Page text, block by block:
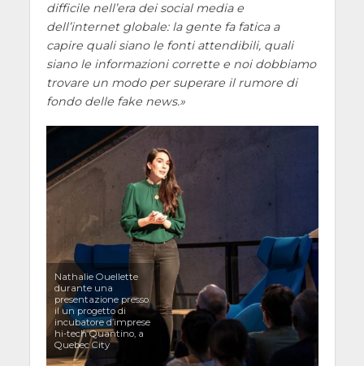
difficile nell’era dei social media e
dell’internet globale: la gente fa fatica a
capire quali siano le fonti attendibili, quali
siano le informazioni corrette e noi dobbiamo
trovare un modo per superare il rumore di
fondo delle fake news.
Nathalie Ouellette
durante una
presentazione presso
il un progetto di
incubatore d’imprese
hi-tech Quantino, a
Quebec City